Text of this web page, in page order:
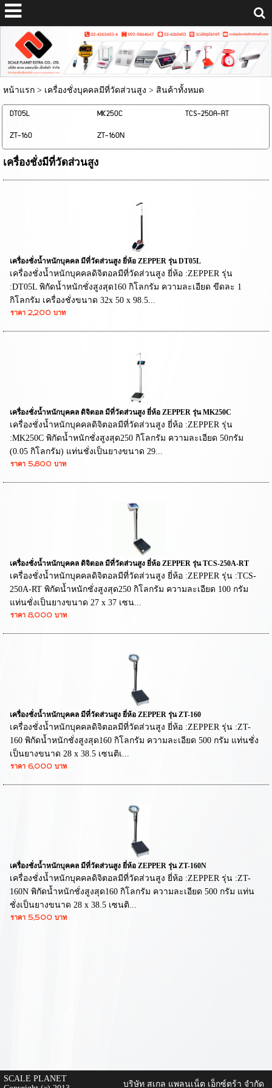
หน้าแรก> เครื่องชั่งบุคคลมีที่วัดส่วนสูง > สินค้าทั้งหมด
DT05L MK250C
TCS-250A-RT
ZT-160
ZT-160N
เครื่องชั่งมีที่วัดส่วนสูง
เครื่องชั่งน้ำหนักบุคคล มีที่วัดส่วนสูง ยี่ห้อ ZEPPER รุ่น DT05L
เครื่องชั่งน้ำหนักบุคคลดิจิตอลมีที่วัดส่วนสูง ยี่ห้อ :ZEPPER รุ่น
:DT05L พิกัดน้ำหนักชั่งสูงสุด160 กิโลกรัม ความละเอียด ขีดละ 1
กิโลกรัม เครื่องชั่งขนาด 32x 50 x 98.5...
ราคา 2,200 บาท
เครื่องชั่งน้ำหนักบุคคล ดิจิตอล มีที่วัดส่วนสูง ยี่ห้อ ZEPPER รุ่น MK250C
เครื่องชั่งน้ำหนักบุคคลดิจิตอลมีที่วัดส่วนสูง ยี่ห้อ :ZEPPER รุ่น
:MK250C พิกัดน้ำหนักชั่งสูงสุด250 กิโลกรัม ความละเอียด 50กรัม
(0.05 กิโลกรัม) แท่นชั่งเป็นยางขนาด 29...
ราคา 5,800 บาท
เครื่องชั่งน้ำหนักบุคคล ดิจิตอล มีที่วัดส่วนสูง ยี่ห้อ ZEPPER รุ่น TCS-250A-RT
เครื่องชั่งน้ำหนักบุคคลดิจิตอลมีที่วัดส่วนสูง ยี่ห้อ :ZEPPER รุ่น :TCS-
250A-RT พิกัดน้ำหนักชั่งสูงสุด250 กิโลกรัม ความละเอียด 100 กรัม
แท่นชั่งเป็นยางขนาด 27 x 37 เซน...
ราคา 8,000 บาท
เครื่องชั่งน้ำหนักบุคคล มีที่วัดส่วนสูง ยี่ห้อ ZEPPER รุ่น ZT-160
เครื่องชั่งน้ำหนักบุคคลดิจิตอลมีที่วัดส่วนสูง ยี่ห้อ :ZEPPER รุ่น :ZT-
160 พิกัดน้ำหนักชั่งสูงสุด160 กิโลกรัม ความละเอียด 500 กรัม แท่นชั่ง
เป็นยางขนาด 28 x 38.5 เซนติเ...
ราคา 6,000 บาท
เครื่องชั่งน้ำหนักบุคคล มีที่วัดส่วนสูง ยี่ห้อ ZEPPER รุ่น ZT-160N
เครื่องชั่งน้ำหนักบุคคลดิจิตอลมีที่วัดส่วนสูง ยี่ห้อ :ZEPPER รุ่น :ZT-
160N พิกัดน้ำหนักชั่งสูงสุด160 กิโลกรัม ความละเอียด 500 กรัม แท่น
ชั่งเป็นยางขนาด 28 x 38.5 เซนติ...
ราคา 5,500 บาท
SCALE PLANET
บริษัท สเกล แพลนเน็ต เอ็กซ์ตร้า จำกัด